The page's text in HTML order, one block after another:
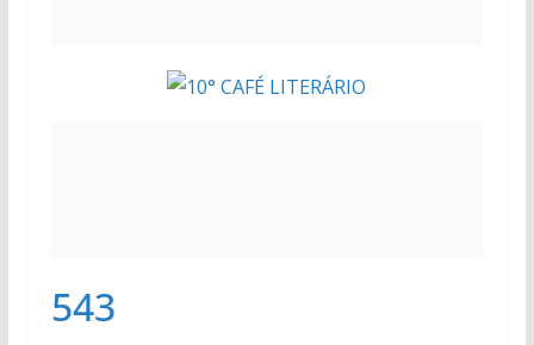
543